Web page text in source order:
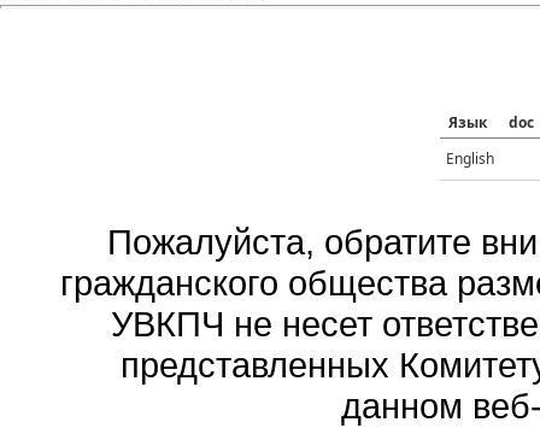
Язык
doc
English
Пожалуйста, обратите
гражданского общества
УВКПЧ не несет
представленных
данном